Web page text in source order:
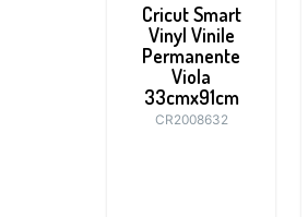
Cricut Smart
Vinyl Vinile
Permanente
Viola
33cmx91cm
CR2008632